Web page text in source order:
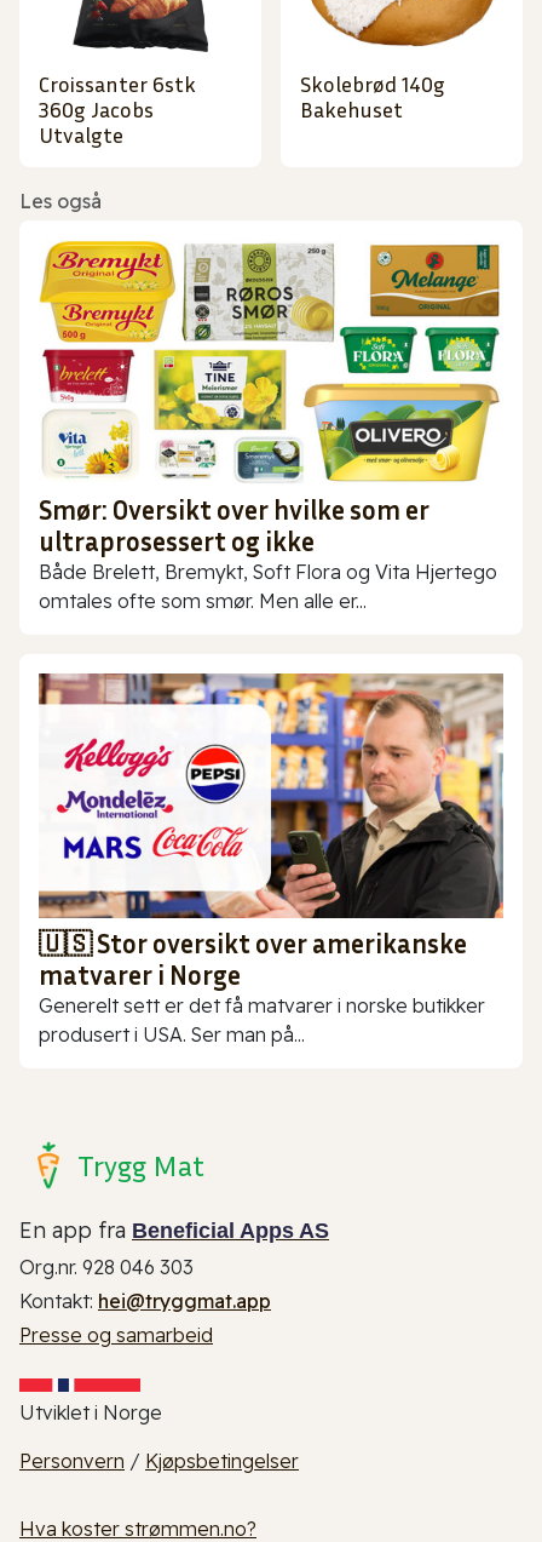
Croissanter 6stk
360g Jacobs
Utvalgte
Skolebrød 140g
Bakehuset
Les også
Smør: Oversikt over hvilke som er
ultraprosessert og ikke
Både Brelett, Bremykt, Soft Flora og Vita Hjertego
omtales ofte som smør. Men alle er...
🇺🇸 Stor oversikt over amerikanske
matvarer i Norge
Generelt sett er det få matvarer i norske butikker
produsert i USA. Ser man på...
Trygg Mat
En app fra Beneficial Apps AS
Org.nr. 928 046 303
Kontakt: hei@tryggmat.app
Presse og samarbeid
Utviklet i Norge
Personvern / Kjøpsbetingelser
Hva koster strømmen.no?